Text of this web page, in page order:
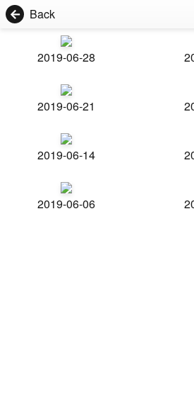
Back
2019-06-28
2019-06-21
2019-06-14
2019-06-06